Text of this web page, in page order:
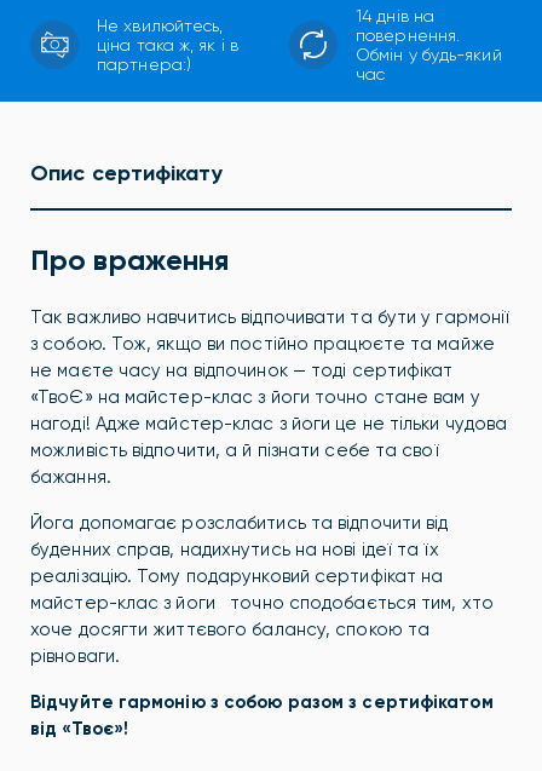
Не хвилюйтесь,
ціна така ж, як і в
партнера:)
14 днів на
повернення.
Обмін у будь-який
час
Опис сертифікату
Про враження
Так важливо навчитись відпочивати та бути у гармонії
з собою. Тож, якщо ви постійно працюєте та майже
не маєте часу на відпочинок — тоді сертифікат
«ТвоЄ» на майстер-клас з йоги точно стане вам у
нагоді! Адже майстер-клас з йоги це не тільки чудова
можливість відпочити, а й пізнати себе та свої
бажання.
Йога допомагає розслабитись та відпочити від
буденних справ, надихнутись на нові ідеї та їх
реалізацію. Тому подарунковий сертифікат на
майстер-клас з йоги точно сподобається тим, хто
хоче досягти життєвого балансу, спокою та
рівноваги.
Відчуйте гармонію з собою разом з сертифікатом
від «Твоє»!